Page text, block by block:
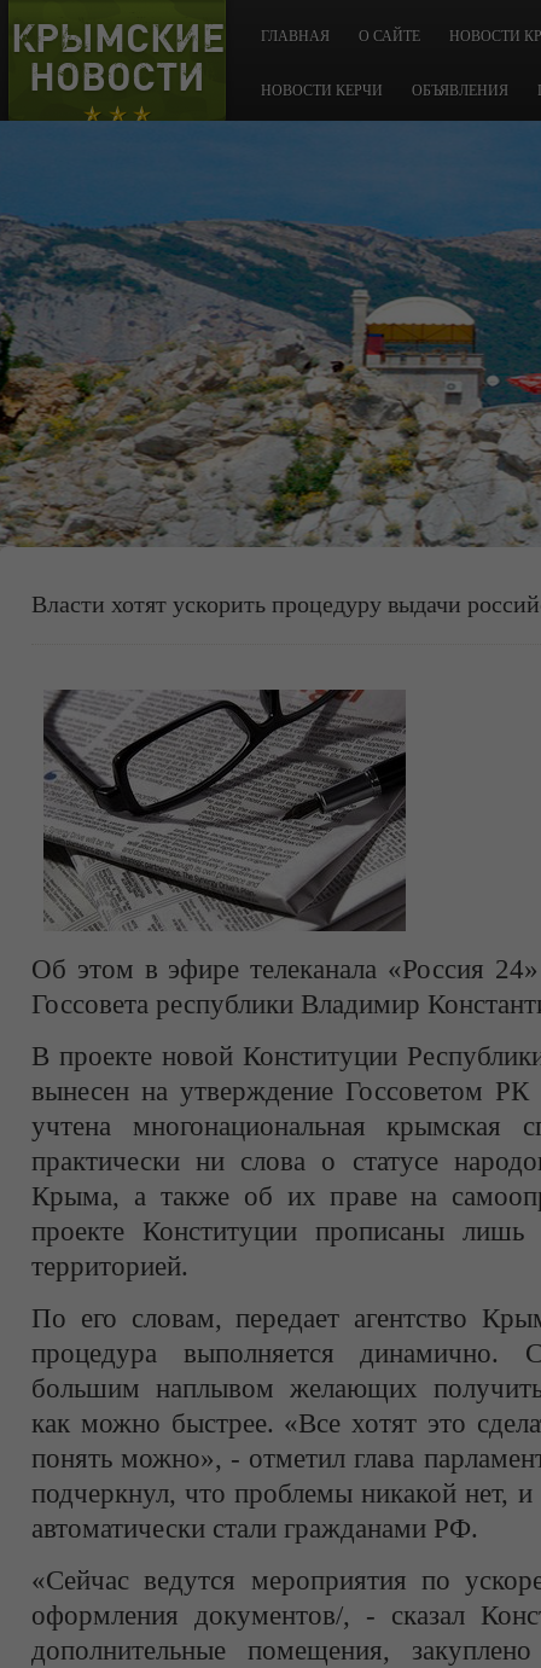
КРЫМСКИЕ
НОВОСТИ
ГЛАВНАЯ О САЙТЕ НОВОСТИ
НОВОСТИ КЕРЧИ ОБЪЯВЛЕНИЯ
Власти хотят ускорить процедуру выдачи
Об этом в эфире телеканала «Россия 24»
Госсовета республики Владимир
В проекте новой Конституции
вынесен на утверждение Госсоветом
учтена многонациональная
практически ни слова о статусе
Крыма, а также об их праве на
проекте Конституции прописаны лишь
территорией.
По его словам, передает агентство
процедура выполняется динамично.
большим наплывом желающих получить
как можно быстрее. «Все хотят это
понять можно», - отметил глава
подчеркнул, что проблемы никакой нет,
автоматически стали гражданами РФ.
«Сейчас ведутся мероприятия по
оформления документов/, - сказал
дополнительные помещения,